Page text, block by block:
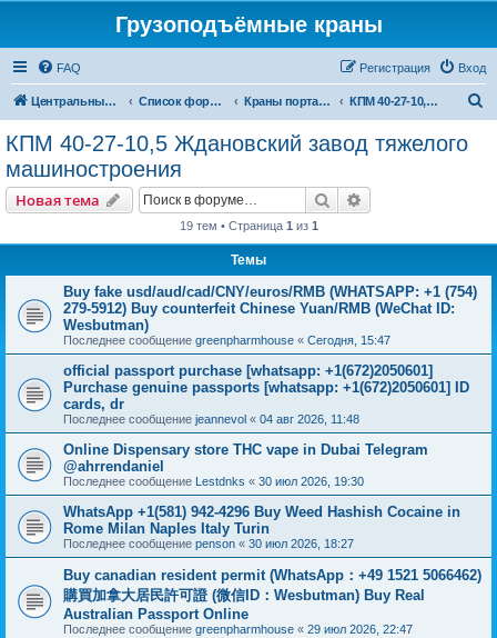
Грузоподъёмные краны
FAQ Вход
Регистрация
Центральный сайт Список форумов Краны портальные КПМ 40-27-10,5 Ждановский завод тяжелого машиностроения
КПМ 40-27-10,5 Ждановский завод тяжелого
машиностроения
Новая тема Поиск
19 тем • Страница 1 из 1
Темы
Buy fake usd/aud/cad/CNY/euros/RMB (WHATSAPP: +1 (754)
279-5912) Buy counterfeit Chinese Yuan/RMB (WeChat ID:
Wesbutman)
Последнее сообщение greenpharmhouse « Сегодня, 15:47
official passport purchase [whatsapp: +1(672)2050601]
Purchase genuine passports [whatsapp: +1(672)2050601] ID
cards, dr
Последнее сообщение jeannevol « 04 авг 2026, 11:48
Online Dispensary store THC vape in Dubai Telegram
@ahrrendaniel
Последнее сообщение Lestdnks « 30 июл 2026, 19:30
WhatsApp +1(581) 942-4296 Buy Weed Hashish Cocaine in
Rome Milan Naples Italy Turin
Последнее сообщение penson « 30 июл 2026, 18:27
Buy canadian resident permit (WhatsApp：+49 1521 5066462)
購買加拿大居民許可證 (微信ID：Wesbutman) Buy Real
Australian Passport Online
Последнее сообщение greenpharmhouse « 29 июл 2026, 22:47